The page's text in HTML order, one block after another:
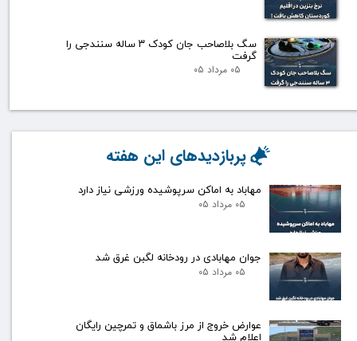
سگ بلاصاحب جان کودک ۳ ساله سنندجی را
گرفت
۰۵ مرداد ۰۵
مهاباد به اماکن سرپوشیده ورزشی نیاز دارد
۰۵ مرداد ۰۵
جوان مهابادی در رودخانه لگبن غرق شد
۰۵ مرداد ۰۵
عوارض خروج از مرز باشماق و تمرچین رایگان
اعلام شد
پربازدیدهای این هفته